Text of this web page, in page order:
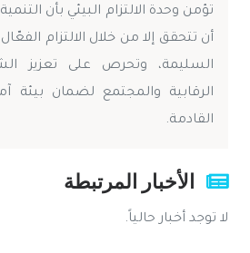
تؤمن وحدة الالتزام البيئي بأن
أن تتحقق إلا من خلال الالتزام
السليمة، وتحرص على تعزيز
الرقابية والمجتمع لضمان بيئة
القادمة.
الأخبار المرتبطة
لا توجد أخبار حالياً.